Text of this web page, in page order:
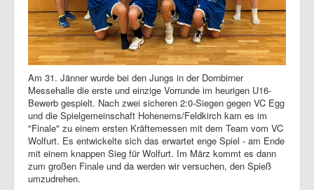
Am 31. Jänner wurde bei den Jungs in der Dornbirner
Messehalle die erste und einzige Vorrunde im heurigen U16-
Bewerb gespielt. Nach zwei sicheren 2:0-Siegen gegen VC Egg
und die Spielgemeinschaft Hohenems/Feldkirch kam es im
"Finale" zu einem ersten Kräftemessen mit dem Team vom VC
Wolfurt. Es entwickelte sich das erwartet enge Spiel - am Ende
mit einem knappen Sieg für Wolfurt. Im März kommt es dann
zum großen Finale und da werden wir versuchen, den Spieß
umzudrehen.